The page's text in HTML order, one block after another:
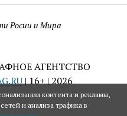
Росии и Мира
АГЕНТСТВО
| 16+ | 2026
контента и рекламы,
и анализа трафика в